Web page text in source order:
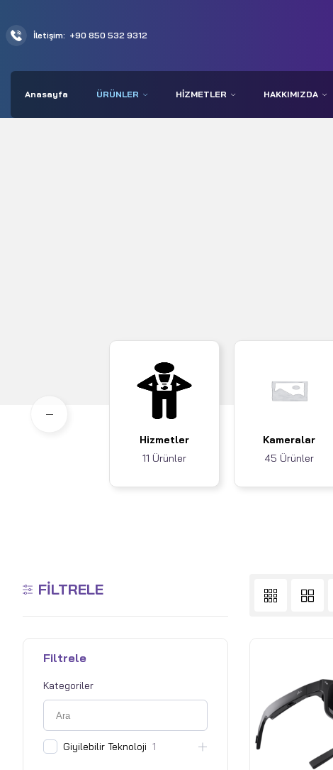
İletişim: +90 850 532 9312
Anasayfa ÜRÜNLER HIZMETLER HAKKIMIZDA
Hizmetler
11 Ürünler
Kameralar
45 Ürünler
FILTRELE
Filtrele
Kategoriler
Giyilebilir Teknoloji 1